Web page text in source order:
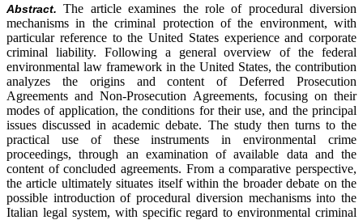
Abstract.The article examines the role of procedural diversion
mechanisms in the criminal protection of the environment, with
particular reference to the United States experience and corporate
criminal liability. Following a general overview of the federal
environmental law framework in the United States, the contribution
analyzes the origins and content of Deferred Prosecution
Agreements and Non-Prosecution Agreements, focusing on their
modes of application, the conditions for their use, and the principal
issues discussed in academic debate. The study then turns to the
practical use of these instruments in environmental crime
proceedings, through an examination of available data and the
content of concluded agreements. From a comparative perspective,
the article ultimately situates itself within the broader debate on the
possible introduction of procedural diversion mechanisms into the
Italian legal system, with specific regard to environmental criminal